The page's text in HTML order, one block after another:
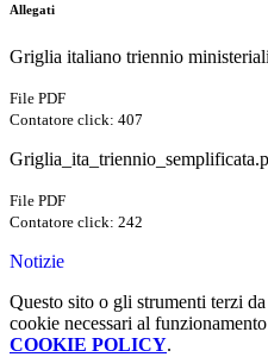
Allegati
Griglia italiano triennio
File PDF
Contatore click: 407
File PDF
Contatore click: 242
Notizie
Questo sito o gli strumenti terzi
cookie necessari al
COOKIE POLICY.